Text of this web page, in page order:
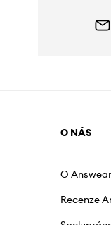
O NÁS
O
Recenze